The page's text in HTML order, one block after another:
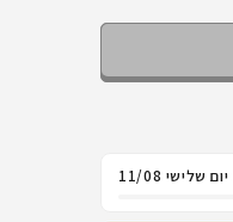
יום שלישי 11/08